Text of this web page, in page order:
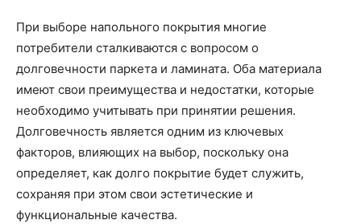
При выборе напольного покрытия многие
потребители сталкиваются с вопросом о
долговечности паркета и ламината. Оба материала
имеют свои преимущества и недостатки, которые
необходимо учитывать при принятии решения.
Долговечность является одним из ключевых
факторов, влияющих на выбор, поскольку она
определяет, как долго покрытие будет служить,
сохраняя при этом свои эстетические и
функциональные качества.